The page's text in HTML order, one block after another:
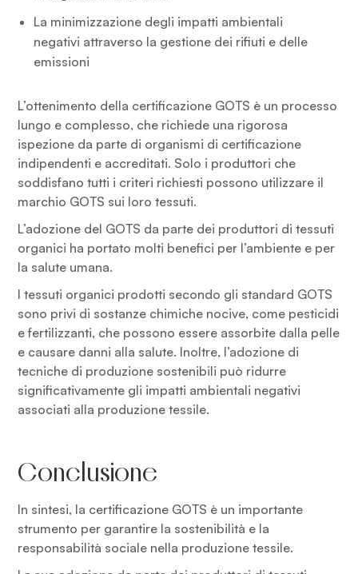
La minimizzazione degli impatti ambientali
negativi attraverso la gestione dei rifiuti e delle
emissioni
L’ottenimento della certificazione GOTS è un processo
lungo e complesso, che richiede una rigorosa
ispezione da parte di organismi di certificazione
indipendenti e accreditati. Solo i produttori che
soddisfano tutti i criteri richiesti possono utilizzare il
marchio GOTS sui loro tessuti.
L’adozione del GOTS da parte dei produttori di tessuti
organici ha portato molti benefici per l’ambiente e per
la salute umana.
I tessuti organici prodotti secondo gli standard GOTS
sono privi di sostanze chimiche nocive, come pesticidi
e fertilizzanti, che possono essere assorbite dalla pelle
e causare danni alla salute. Inoltre, l’adozione di
tecniche di produzione sostenibili può ridurre
significativamente gli impatti ambientali negativi
associati alla produzione tessile.
Conclusione
In sintesi, la certificazione GOTS è un importante
strumento per garantire la sostenibilità e la
responsabilità sociale nella produzione tessile.